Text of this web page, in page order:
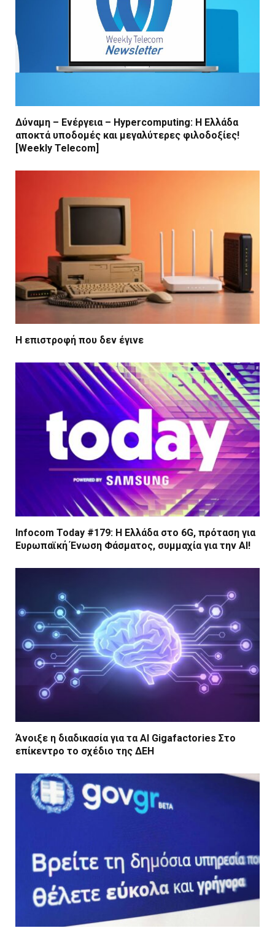
Δύναμη – Ενέργεια – Ηypercomputing: Η Ελλάδα
αποκτά υποδομές και μεγαλύτερες φιλοδοξίες!
[Weekly Telecom]
Η επιστροφή που δεν έγινε
Infocom Today #179: Η Ελλάδα στο 6G, πρόταση για
Ευρωπαϊκή Ένωση Φάσματος, συμμαχία για την AI!
Άνοιξε η διαδικασία για τα AI Gigafactories Στο
επίκεντρο το σχέδιο της ΔΕΗ